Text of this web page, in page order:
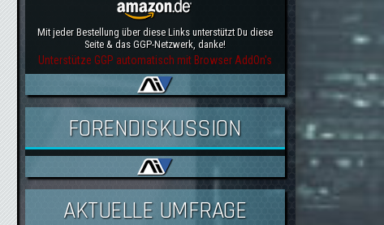
Mit jeder Bestellung über diese Links unterstützt Du diese
Seite & das GGP-Netzwerk, danke!
Unterstütze GGP automatisch mit Browser AddOn's
FORENDISKUSSION
AKTUELLE UMFRAGE